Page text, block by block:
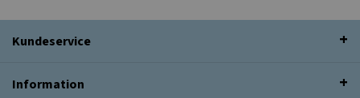
Kundeservice
Information